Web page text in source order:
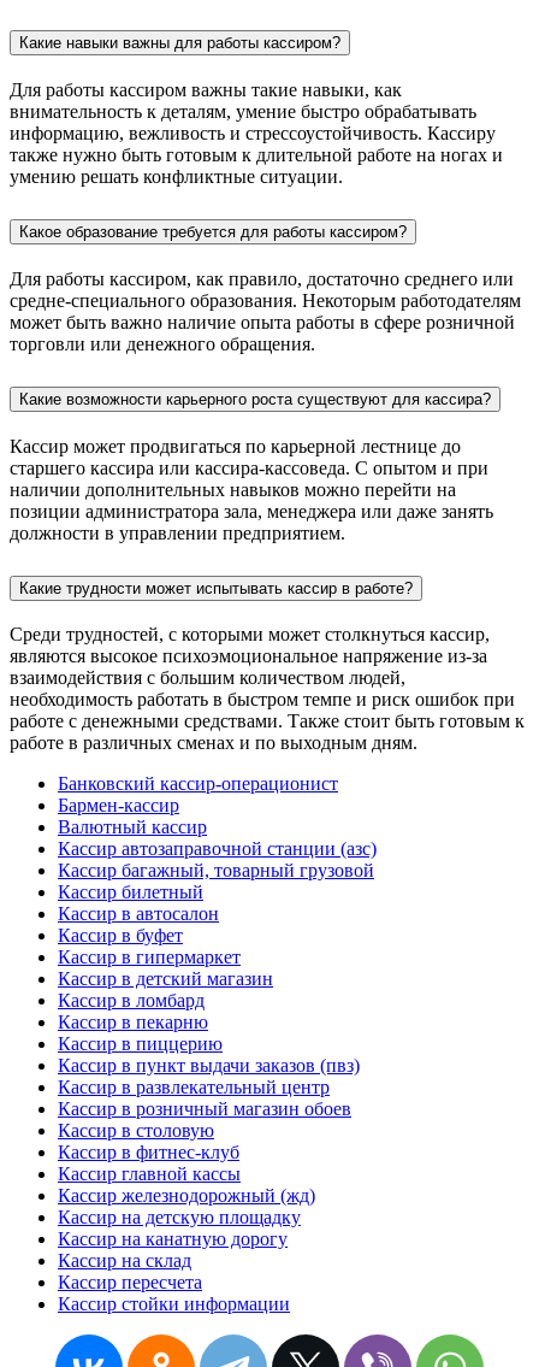
Какие навыки важны для работы кассиром?
Для работы кассиром важны такие навыки, как
внимательность к деталям, умение быстро обрабатывать
информацию, вежливость и стрессоустойчивость. Кассиру
также нужно быть готовым к длительной работе на ногах и
умению решать конфликтные ситуации.
Какое образование требуется для работы кассиром?
Для работы кассиром, как правило, достаточно среднего или
средне-специального образования. Некоторым работодателям
может быть важно наличие опыта работы в сфере розничной
торговли или денежного обращения.
Какие возможности карьерного роста существуют для кассира?
Кассир может продвигаться по карьерной лестнице до
старшего кассира или кассира-кассоведа. С опытом и при
наличии дополнительных навыков можно перейти на
позиции администратора зала, менеджера или даже занять
должности в управлении предприятием.
Какие трудности может испытывать кассир в работе?
Среди трудностей, с которыми может столкнуться кассир,
являются высокое психоэмоциональное напряжение из-за
взаимодействия с большим количеством людей,
необходимость работать в быстром темпе и риск ошибок при
работе с денежными средствами. Также стоит быть готовым к
работе в различных сменах и по выходным дням.
Банковский кассир-операционист
Бармен-кассир
Валютный кассир
Кассир автозаправочной станции (азс)
Кассир багажный, товарный грузовой
Кассир билетный
Кассир в автосалон
Кассир в буфет
Кассир в гипермаркет
Кассир в детский магазин
Кассир в ломбард
Кассир в пекарню
Кассир в пиццерию
Кассир в пункт выдачи заказов (пвз)
Кассир в развлекательный центр
Кассир в розничный магазин обоев
Кассир в столовую
Кассир в фитнес-клуб
Кассир главной кассы
Кассир железнодорожный (жд)
Кассир на детскую площадку
Кассир на канатную дорогу
Кассир на склад
Кассир пересчета
Кассир стойки информации